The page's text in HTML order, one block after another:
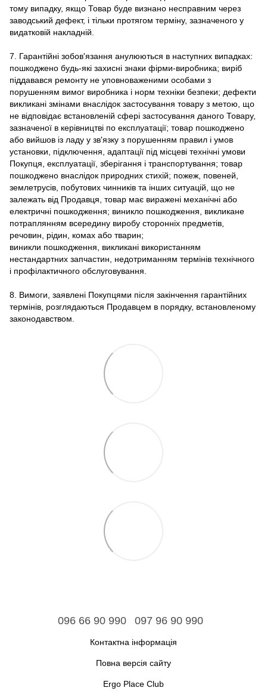
тому випадку, якщо Товар буде визнано несправним через
заводський дефект, і тільки протягом терміну, зазначеного у
видатковій накладній.
7. Гарантійні зобов'язання анулюються в наступних випадках:
пошкоджено будь-які захисні знаки фірми-виробника; виріб
піддавався ремонту не уповноваженими особами з
порушенням вимог виробника і норм техніки безпеки; дефекти
викликані змінами внаслідок застосування товару з метою, що
не відповідає встановленій сфері застосування даного Товару,
зазначеної в керівництві по експлуатації; товар пошкоджено
або вийшов із ладу у зв'язку з порушенням правил і умов
установки, підключення, адаптації під місцеві технічні умови
Покупця, експлуатації, зберігання і транспортування; товар
пошкоджено внаслідок природних стихій; пожеж, повеней,
землетрусів, побутових чинників та інших ситуацій, що не
залежать від Продавця, товар має виражені механічні або
електричні пошкодження; виникло пошкодження, викликане
потраплянням всередину виробу сторонніх предметів,
речовин, рідин, комах або тварин;
виникли пошкодження, викликані використанням
нестандартних запчастин, недотриманням термінів технічного
і профілактичного обслуговування.
8. Вимоги, заявлені Покупцями після закінчення гарантійних
термінів, розглядаються Продавцем в порядку, встановленому
законодавством.
096 66 90 990 097 96 90 990
Контактна інформація
Повна версія сайту
Ergo Place Club